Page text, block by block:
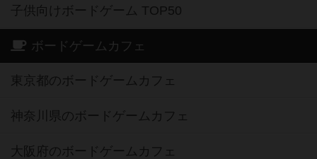
子供向けボードゲーム TOP50
ボードゲームカフェ
東京都のボードゲームカフェ
神奈川県のボードゲームカフェ
大阪府のボードゲームカフェ